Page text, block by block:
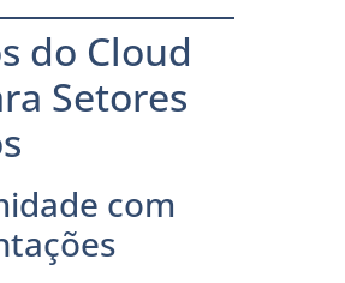
do Cloud
Setores
com